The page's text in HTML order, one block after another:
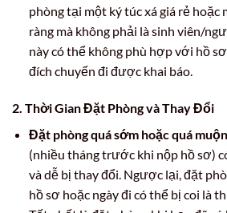
phòng tại một ký túc xá giá rẻ hoặc
ràng mà không phải là sinh viên/
này có thể không phù hợp với hồ
đích chuyến đi được khai báo.
2. Thời Gian Đặt Phòng và Thay Đổi
Đặt phòng quá sớm hoặc quá
(nhiều tháng trước khi nộp hồ sơ)
và dễ bị thay đổi. Ngược lại, đặt
hồ sơ hoặc ngày đi có thể bị coi là